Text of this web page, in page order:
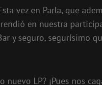
vez en Parla, que
en nuestra
y seguro, segurísimo
nuevo LP? ¡Pues nos